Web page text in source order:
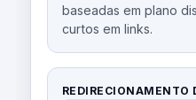
baseadas em plano
curtos em links.
REDIRECIONAMENTO